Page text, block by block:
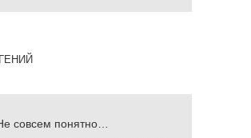
совсем понятно…